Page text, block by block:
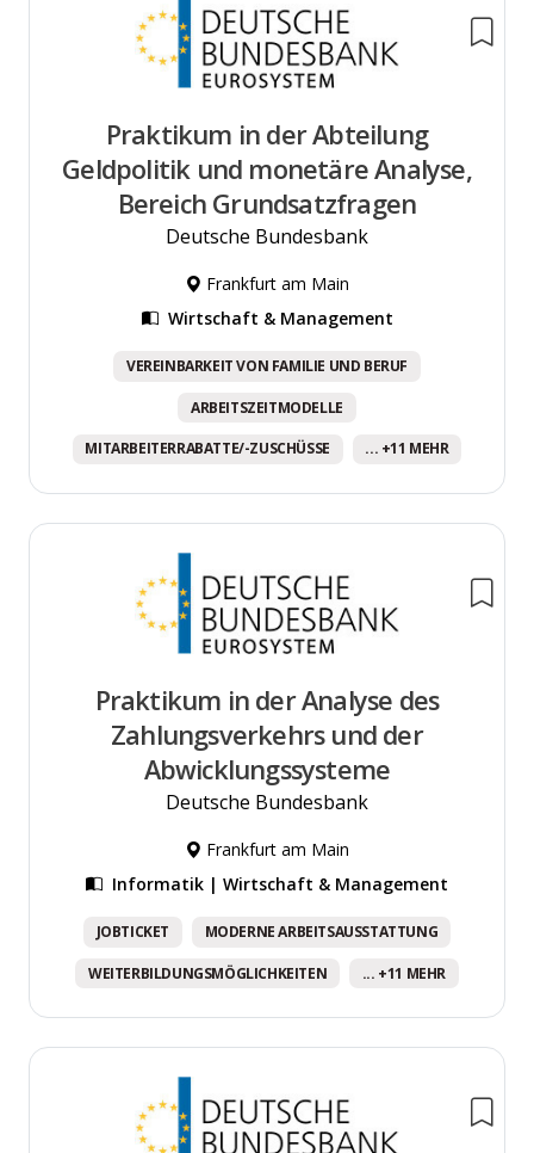
Praktikum in der Abteilung
Geldpolitik und monetäre Analyse,
Bereich Grundsatzfragen
Deutsche Bundesbank
Frankfurt am Main
Wirtschaft & Management
VEREINBARKEIT VON FAMILIE UND BERUF
ARBEITSZEITMODELLE
MITARBEITERRABATTE/-ZUSCHÜSSE ... +11 MEHR
Praktikum in der Analyse des
Zahlungsverkehrs und der
Abwicklungssysteme
Deutsche Bundesbank
Frankfurt am Main
Informatik | Wirtschaft & Management
JOBTICKET MODERNE ARBEITSAUSSTATTUNG
WEITERBILDUNGSMÖGLICHKEITEN ... +11 MEHR